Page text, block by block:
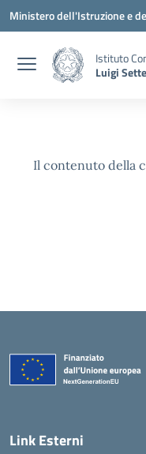
Vai ai contenuti
Vai al menu di navigazione
Vai al footer
Ministero dell'Istruzione e
Istituto
Luigi
Il contenuto della
Link Esterni